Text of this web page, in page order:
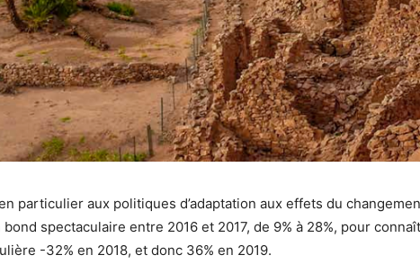
particulier aux politiques d’adaptation aux effets du
spectaculaire entre 2016 et 2017, de 9% à 28%, pour
-32% en 2018, et donc 36% en 2019.